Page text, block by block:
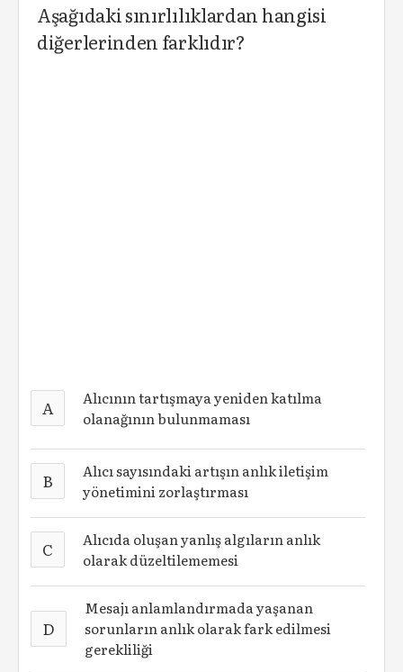
Aşağıdaki sınırlılıklardan hangisi
diğerlerinden farklıdır?
A
Alıcının tartışmaya yeniden katılma
olanağının bulunmaması
B
Alıcı sayısındaki artışın anlık iletişim
yönetimini zorlaştırması
C
Alıcıda oluşan yanlış algıların anlık
olarak düzeltilememesi
D
Mesajı anlamlandırmada yaşanan
sorunların anlık olarak fark edilmesi
gerekliliği